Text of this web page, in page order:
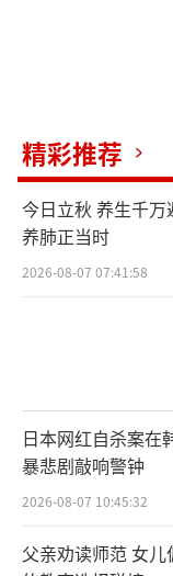
精彩推荐
今日立秋 养生千
养肺正当时
2026-08-07 07:41:58
日本网红自杀案在
暴悲剧敲响警钟
2026-08-07 10:45:32
父亲劝读师范 女